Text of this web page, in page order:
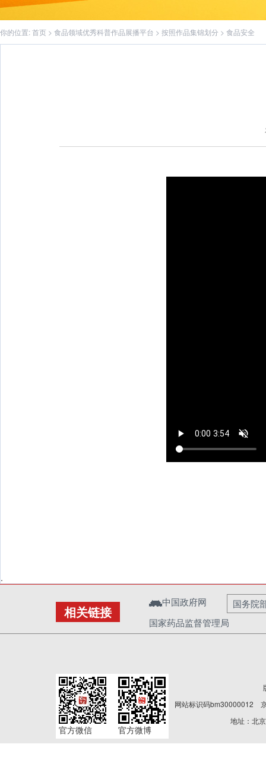
你的位置:首页 > 食品领域优秀科普作品展播平台 > 按照作品集锦划分 > 食品安全
.
相关链接
中国政府网
国务院
国家药品监督管理局
网站标识码bm30000012
地址：北
官方微信 官方微博